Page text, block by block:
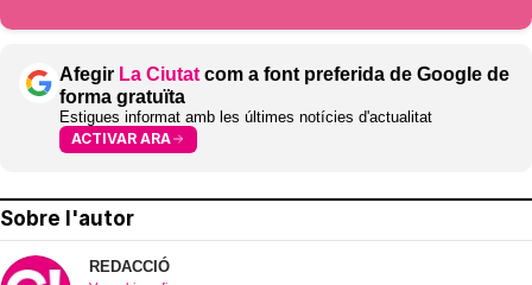
Afegir La Ciutat com a font preferida de Google de
forma gratuïta
Estigues informat amb les últimes notícies d'actualitat
ACTIVAR ARA
Sobre l'autor
REDACCIÓ